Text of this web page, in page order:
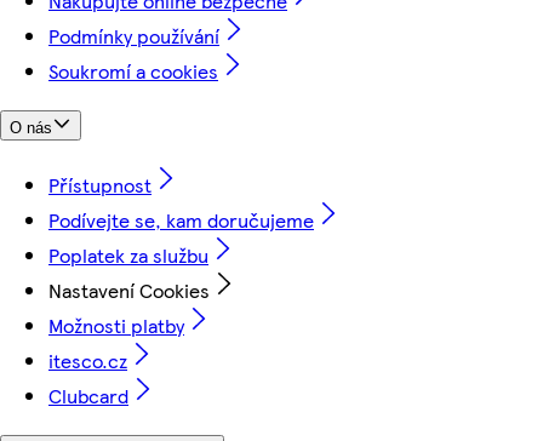
Podmínky používání
Soukromí a cookies
O nás
Přístupnost
Podívejte se, kam doručujeme
Poplatek za službu
Nastavení Cookies
Možnosti platby
itesco.cz
Clubcard